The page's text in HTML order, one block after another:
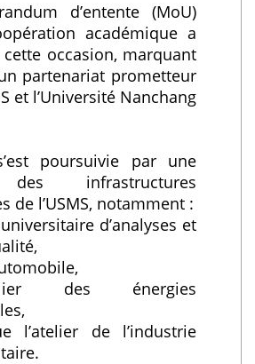
d’entente (MoU)
académique a
occasion, marquant
partenariat prometteur
et l’Université Nanchang
poursuivie par une
infrastructures
de l’USMS, notamment :
d’analyses et
des énergies
l’atelier de l’industrie